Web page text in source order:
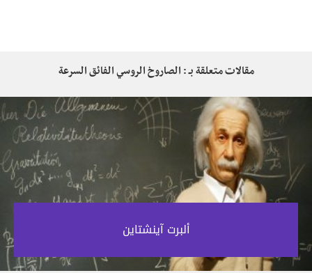
مقالات متعلقة بـ : الصاروخ الروسي الفائق السرعة
ألبرت آينشتاين‎